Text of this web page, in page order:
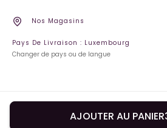
AJOUTER AU PANIER
Nos Magasins
Pays De Livraison : Luxembourg
Changer de pays ou de langue